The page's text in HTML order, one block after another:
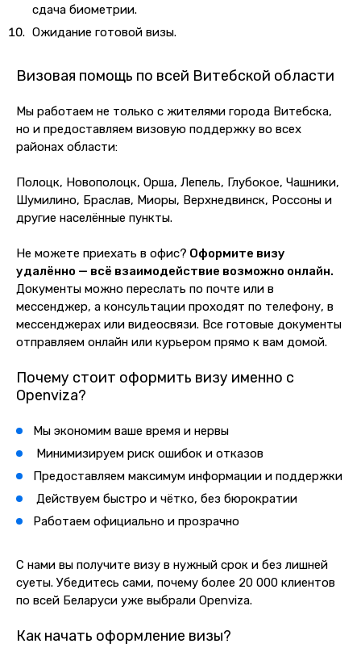
сдача биометрии.
Ожидание готовой визы.
Визовая помощь по всей Витебской области
Мы работаем не только с жителями города Витебска,
но и предоставляем визовую поддержку во всех
районах области:
Полоцк, Новополоцк, Орша, Лепель, Глубокое, Чашники,
Шумилино, Браслав, Миоры, Верхнедвинск, Россоны и
другие населённые пункты.
Не можете приехать в офис? Оформите визу
удалённо — всё взаимодействие возможно онлайн.
Документы можно переслать по почте или в
мессенджер, а консультации проходят по телефону, в
мессенджерах или видеосвязи. Все готовые документы
отправляем онлайн или курьером прямо к вам домой.
Почему стоит оформить визу именно с
Openviza?
Мы экономим ваше время и нервы
Минимизируем риск ошибок и отказов
Предоставляем максимум информации и поддержки
Действуем быстро и чётко, без бюрократии
Работаем официально и прозрачно
С нами вы получите визу в нужный срок и без лишней
суеты. Убедитесь сами, почему более 20 000 клиентов
по всей Беларуси уже выбрали Openviza.
Как начать оформление визы?